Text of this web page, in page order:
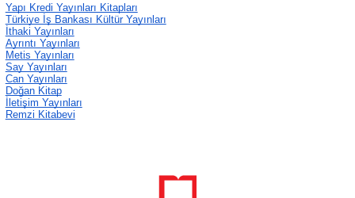
Yapı Kredi Yayınları Kitapları
Türkiye İş Bankası Kültür Yayınları
İthaki Yayınları
Ayrıntı Yayınları
Metis Yayınları
Say Yayınları
Can Yayınları
Doğan Kitap
İletişim Yayınları
Remzi Kitabevi